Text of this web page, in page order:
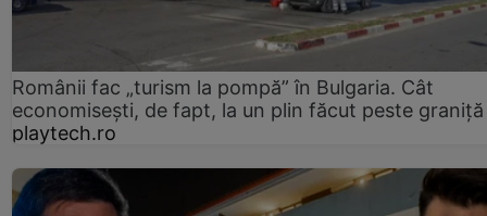
Românii fac „turism la pompă” în Bulgaria. Cât
economisești, de fapt, la un plin făcut peste graniță
playtech.ro